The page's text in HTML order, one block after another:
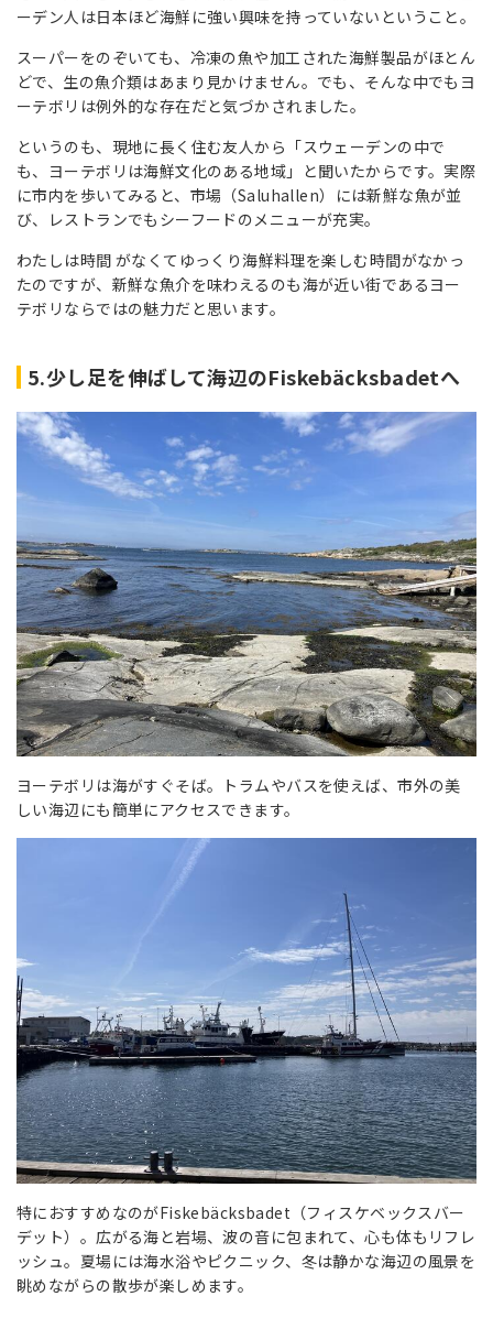
ーデン人は日本ほど海鮮に強い興味を持っていないということ。
スーパーをのぞいても、冷凍の魚や加工された海鮮製品がほとん
どで、生の魚介類はあまり見かけません。でも、そんな中でもヨ
ーテボリは例外的な存在だと気づかされました。
というのも、現地に長く住む友人から「スウェーデンの中で
も、ヨーテボリは海鮮文化のある地域」と聞いたからです。実際
に市内を歩いてみると、市場（Saluhallen）には新鮮な魚が並
び、レストランでもシーフードのメニューが充実。
わたしは時間 がなくてゆっくり海鮮料理を楽しむ時間がなかっ
たのですが、新鮮な魚介を味わえるのも海が近い街であるヨー
テボリならではの魅力だと思います。
5.少し足を伸ばして海辺のFiskebäcksbadetへ
ヨーテボリは海がすぐそば。トラムやバスを使えば、市外の美
しい海辺にも簡単にアクセスできます。
特におすすめなのがFiskebäcksbadet（フィスケベックスバー
デット）。広がる海と岩場、波の音に包まれて、心も体もリフレ
ッシュ。夏場には海水浴やピクニック、冬は静かな海辺の風景を
眺めながらの散歩が楽しめます。